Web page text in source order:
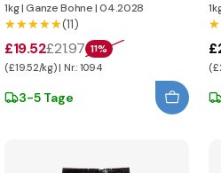
1kg|Ganze Bohne|04.2028
★★★★★
★★★★★(11)
£19.52£21.97 11%
(£19.52/kg) | Nr.: 1094
3-5 Tage